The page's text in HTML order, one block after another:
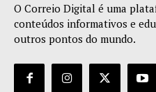
O Correio Digital é uma
conteúdos informativos e
outros pontos do mundo.